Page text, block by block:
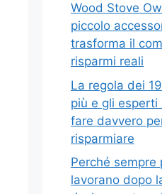
Wood Stove
piccolo
trasforma il
risparmi reali
La regola dei
più e gli esperti
fare davvero
risparmiare
Perché sempre
lavorano dopo